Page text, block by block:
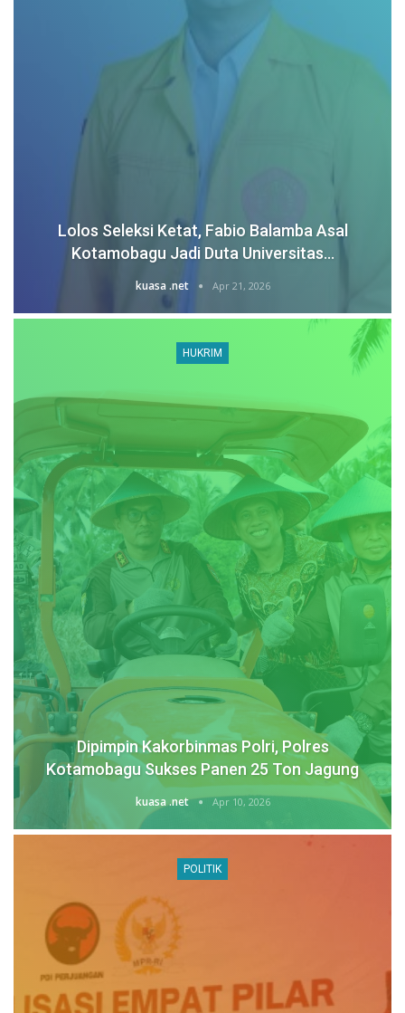
Lolos Seleksi Ketat, Fabio Balamba Asal
Kotamobagu Jadi Duta Universitas…
kuasa .net Apr 21, 2026
HUKRIM
Dipimpin Kakorbinmas Polri, Polres
Kotamobagu Sukses Panen 25 Ton Jagung
kuasa .net Apr 10, 2026
POLITIK